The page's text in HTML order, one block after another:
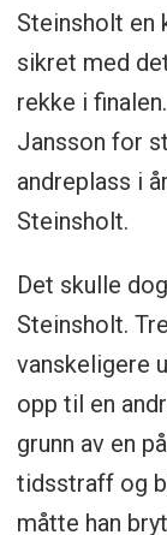
Steinsholt en
sikret med
rekke i
Jansson for
andreplass i
Steinsholt.
Det skulle
Steinsholt.
vanskeligere
opp til en
grunn av en
tidsstraff og
måtte han